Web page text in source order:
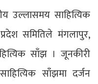
उल्लासमय साहित्यिक
समितिले मंगलापुर,
साँझ । जूनकीरी
साँझमा दर्जन